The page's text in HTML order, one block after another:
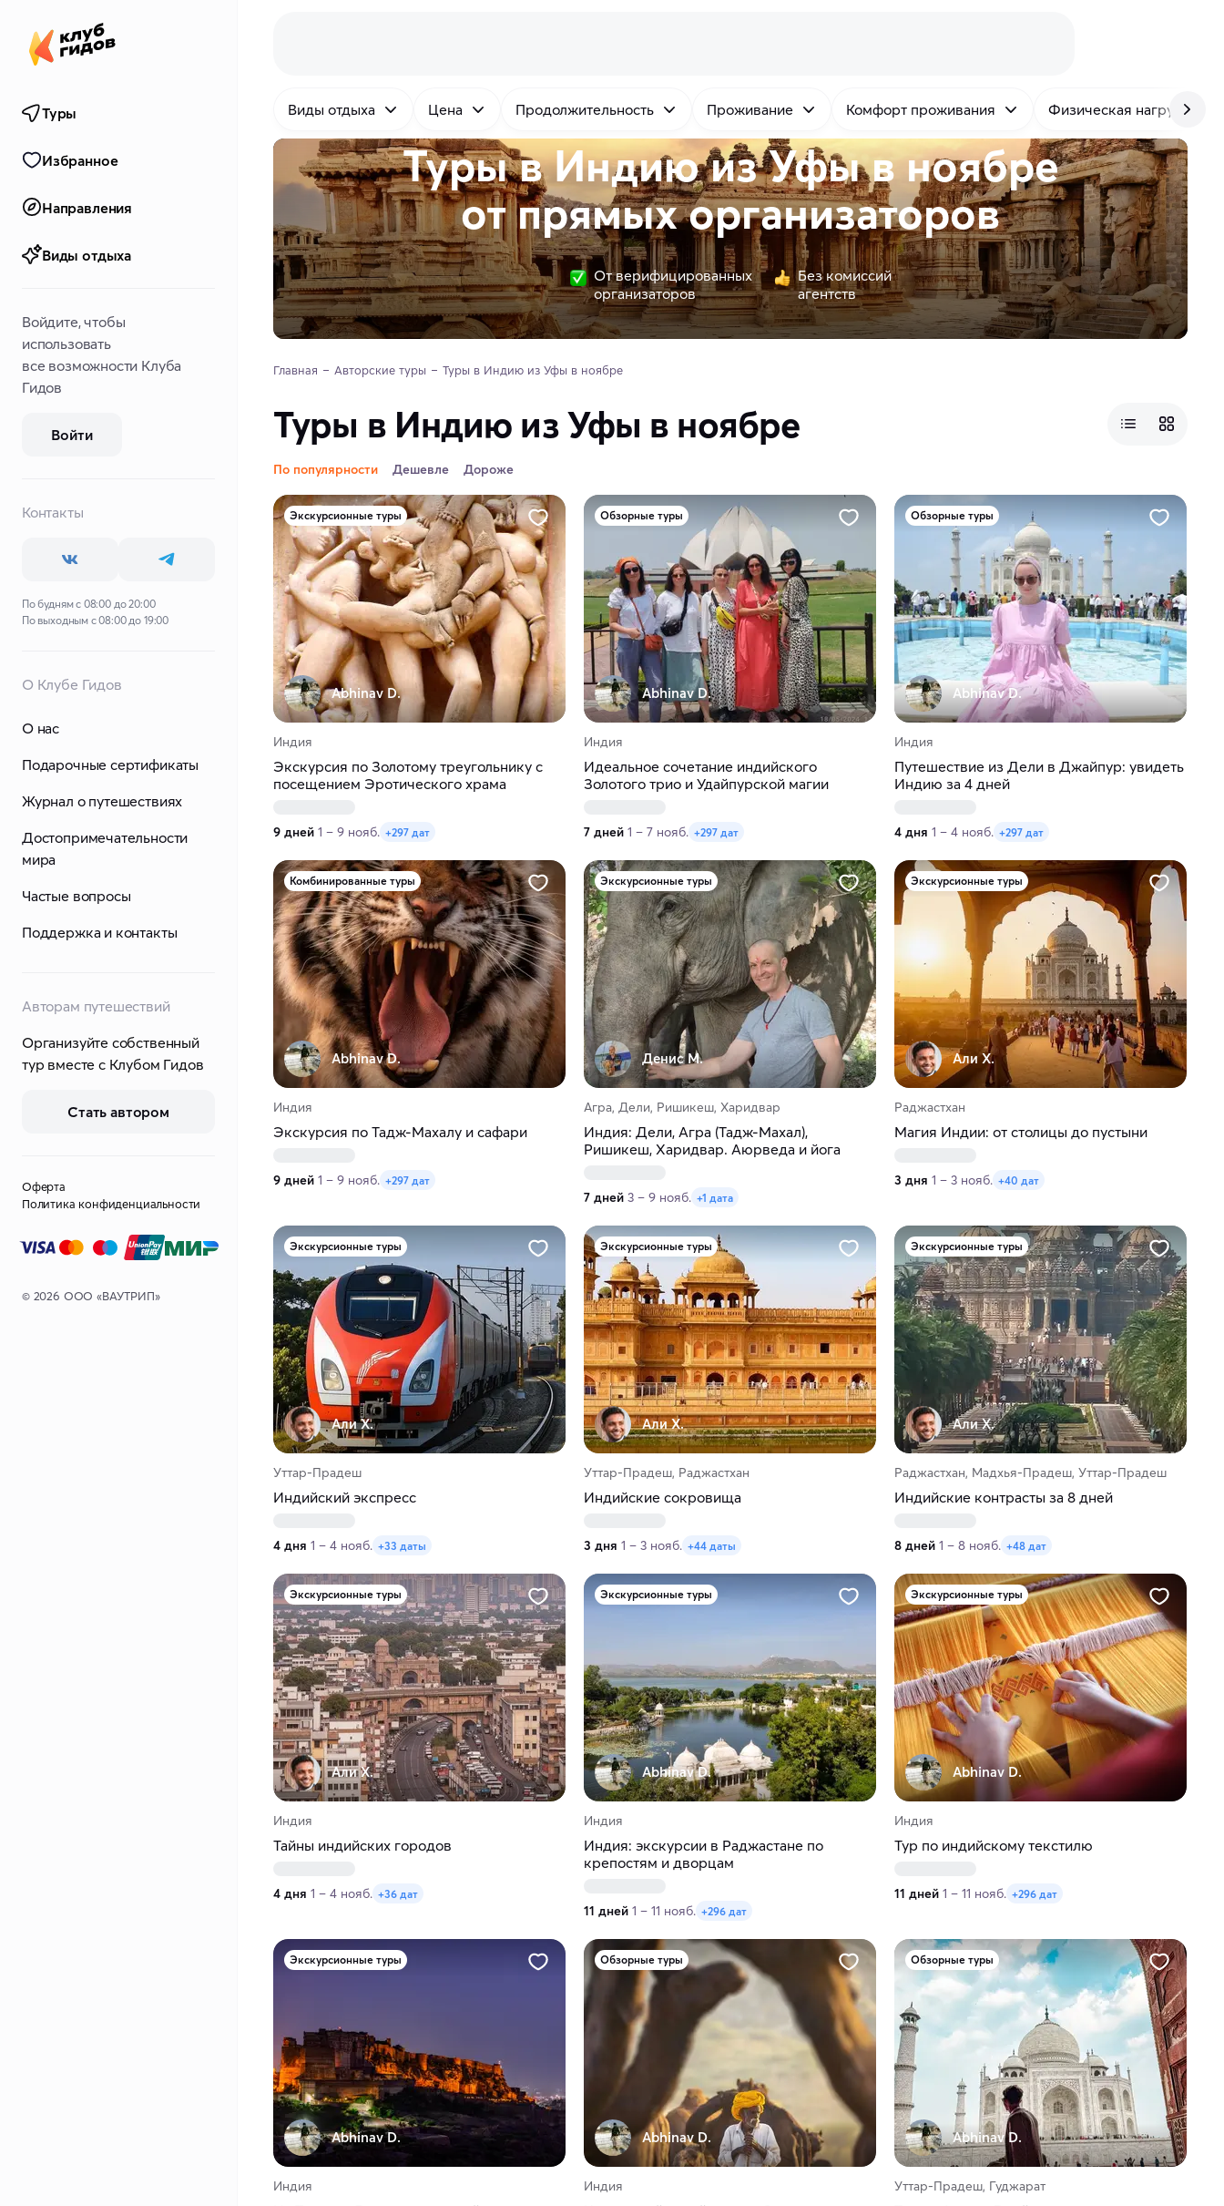
Туры
Избранное
Направления
Виды отдыха
Войдите, чтобы
использовать
все возможности Клуба
Гидов
Войти
Контакты
По будням с 08:00 до 20:00
По выходным с 08:00 до 19:00
О Клубе Гидов
О нас
Подарочные сертификаты
Журнал о путешествиях
Достопримечательности
мира
Частые вопросы
Поддержка и контакты
Авторам путешествий
Организуйте собственный
тур вместе с Клубом Гидов
Стать автором
Оферта
Политика конфиденциальности
© 2026 ООО «ВАУТРИП»
Виды отдыха Цена Продолжительность Проживание Комфорт проживания Физическая нагрузка
Туры в Индию из Уфы в ноябре
отпрямыхорганизаторов
От верифицированных
организаторов
Без комиссий
агентств
Главная Авторские туры Туры в Индию из Уфы в ноябре
Туры в Индию из Уфы в ноябре
По популярности Дешевле Дороже
Экскурсионные туры
Abhinav D.
Индия
Экскурсия по Золотому треугольнику с
посещением Эротического храма
9 дней 1 – 9 нояб. +297 дат
Обзорные туры
Abhinav D.
Индия
Идеальное сочетание индийского
Золотого трио и Удайпурской магии
7 дней 1 – 7 нояб. +297 дат
Обзорные туры
Abhinav D.
Индия
Путешествие из Дели в Джайпур: увидеть
Индию за 4 дней
4 дня 1 – 4 нояб. +297 дат
Комбинированные туры
Abhinav D.
Индия
Экскурсия по Тадж-Махалу и сафари
9 дней 1 – 9 нояб. +297 дат
Экскурсионные туры
Денис М.
Агра, Дели, Ришикеш, Харидвар
Индия: Дели, Агра (Тадж-Махал),
Ришикеш, Харидвар. Аюрведа и йога
7 дней 3 – 9 нояб. +1 дата
Экскурсионные туры
Али Х.
Раджастхан
Магия Индии: от столицы до пустыни
3 дня 1 – 3 нояб. +40 дат
Экскурсионные туры
Али Х.
Уттар-Прадеш
Индийский экспресс
4 дня 1 – 4 нояб. +33 даты
Экскурсионные туры
Али Х.
Уттар-Прадеш, Раджастхан
Индийские сокровища
3 дня 1 – 3 нояб. +44 даты
Экскурсионные туры
Али Х.
Раджастхан, Мадхья-Прадеш, Уттар-Прадеш
Индийские контрасты за 8 дней
8 дней 1 – 8 нояб. +48 дат
Экскурсионные туры
Али Х.
Индия
Тайны индийских городов
4 дня 1 – 4 нояб. +36 дат
Экскурсионные туры
Abhinav D.
Индия
Индия: экскурсии в Раджастане по
крепостям и дворцам
11 дней 1 – 11 нояб. +296 дат
Экскурсионные туры
Abhinav D.
Индия
Тур по индийскому текстилю
11 дней 1 – 11 нояб. +296 дат
Экскурсионные туры
Abhinav D.
Индия
Обзорные туры
Abhinav D.
Индия
Обзорные туры
Abhinav D.
Уттар-Прадеш, Гуджарат